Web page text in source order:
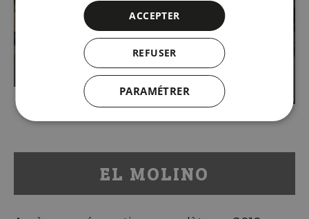
EL MOLINO
ACCEPTER
REFUSER
PARAMÉTRER